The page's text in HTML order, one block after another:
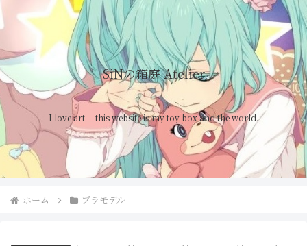
SiNの箱庭 Atelier
I love art. this website is my toy box and the world.
ホーム プラモデル